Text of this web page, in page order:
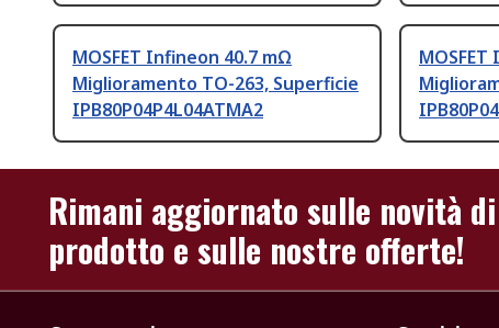
MOSFET Infineon 40.7 mΩ
Miglioramento TO-263, Superficie
IPB80P04P4L04ATMA2
Rimani aggiornato sulle novità di
prodotto e sulle nostre offerte!